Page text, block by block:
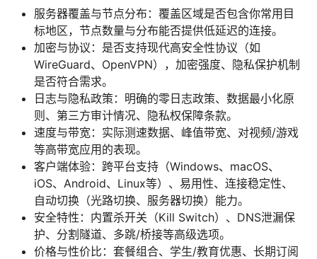
服务器覆盖与节点分布：覆盖区域是否包含你常用目
标地区，节点数量与分布能否提供低延迟的连接。
加密与协议：是否支持现代高安全性协议（如
WireGuard、OpenVPN），加密强度、隐私保护机制
是否符合需求。
日志与隐私政策：明确的零日志政策、数据最小化原
则、第三方审计情况、隐私权保障条款。
速度与带宽：实际测速数据、峰值带宽、对视频/游戏
等高带宽应用的表现。
客户端体验：跨平台支持（Windows、macOS、
iOS、Android、Linux等）、易用性、连接稳定性、
自动切换（光路切换、服务器切换）能力。
安全特性：内置杀开关（Kill Switch）、DNS泄漏保
护、分割隧道、多跳/桥接等高级选项。
价格与性价比：套餐组合、学生/教育优惠、长期订阅